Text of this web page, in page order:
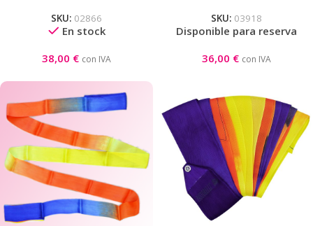
Celeste-Rosa-Blanco
SKU: 02866
En stock
38,00 € con IVA
Azul-Verde-Amarillo
SKU: 03918
Disponible para reserva
36,00 € con IVA